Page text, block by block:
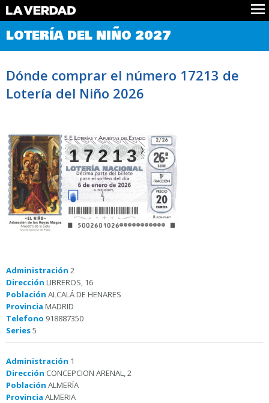
Comprobar Loteria del Niño
Premios
Noticias
Datos
LOTERÍA DEL NIÑO 2027
Dónde comprar el número 17213 de
Lotería del Niño 2026
17213
Administración 2
Dirección LIBREROS, 16
Población ALCALÁ DE HENARES
Provincia MADRID
Telefono 918887350
Series5
Administración 1
Dirección CONCEPCION ARENAL, 2
Población ALMERÍA
Provincia ALMERIA